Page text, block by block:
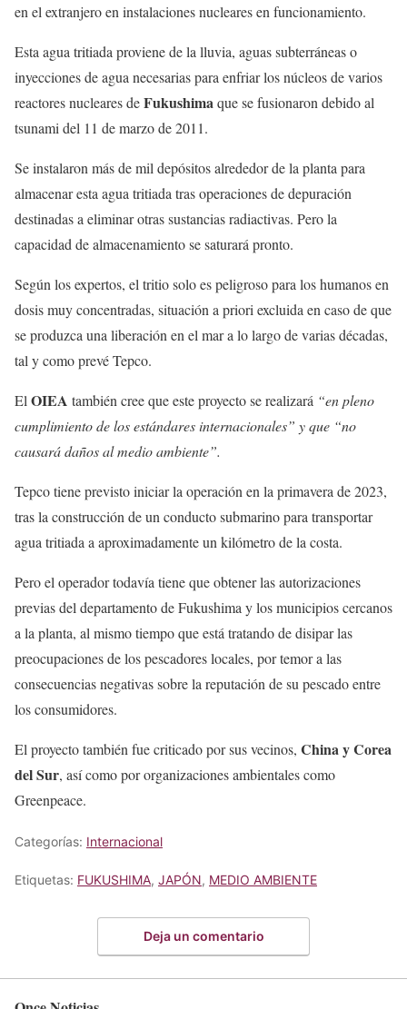
en el extranjero en instalaciones nucleares en funcionamiento.
Esta agua tritiada proviene de la lluvia, aguas subterráneas o
inyecciones de agua necesarias para enfriar los núcleos de varios
reactores nucleares deFukushimaque se fusionaron debido al
tsunami del 11 de marzo de 2011.
Se instalaron más de mil depósitos alrededor de la planta para
almacenar esta agua tritiada tras operaciones de depuración
destinadas a eliminar otras sustancias radiactivas. Pero la
capacidad de almacenamiento se saturará pronto.
Según los expertos, el tritio solo es peligroso para los humanos en
dosis muy concentradas, situación a priori excluida en caso de que
se produzca una liberación en el mar a lo largo de varias décadas,
tal y como prevé Tepco.
El OIEA también cree que este proyecto se realizará “en pleno
cumplimiento de los estándares internacionales” y que “no
causará daños al medio ambiente”.
Tepco tiene previsto iniciar la operación en la primavera de 2023,
tras la construcción de un conducto submarino para transportar
agua tritiada a aproximadamente un kilómetro de la costa.
Pero el operador todavía tiene que obtener las autorizaciones
previas del departamento de Fukushima y los municipios cercanos
a la planta, al mismo tiempo que está tratando de disipar las
preocupaciones de los pescadores locales, por temor a las
consecuencias negativas sobre la reputación de su pescado entre
los consumidores.
El proyecto también fue criticado por sus vecinos, China y Corea
del Sur, así como por organizaciones ambientales como
Greenpeace.
Categorías: Internacional
Etiquetas: FUKUSHIMA, JAPÓN, MEDIO AMBIENTE
Deja un comentario